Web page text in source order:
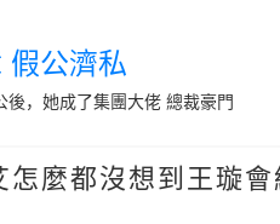
公濟私
後，她成了集團大佬 總裁豪門
怎麼都沒想到王璇